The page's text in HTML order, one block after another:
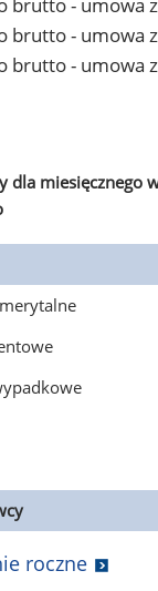
brutto - umowa
brutto - umowa
dla miesięcznego
roczne